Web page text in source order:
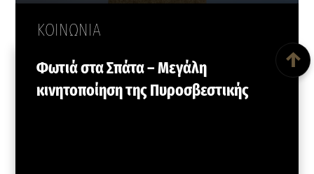
ΚΟΙΝΩΝΙΑ
Φωτιά στα Σπάτα – Μεγάλη
κινητοποίηση της Πυροσβεστικής
↑